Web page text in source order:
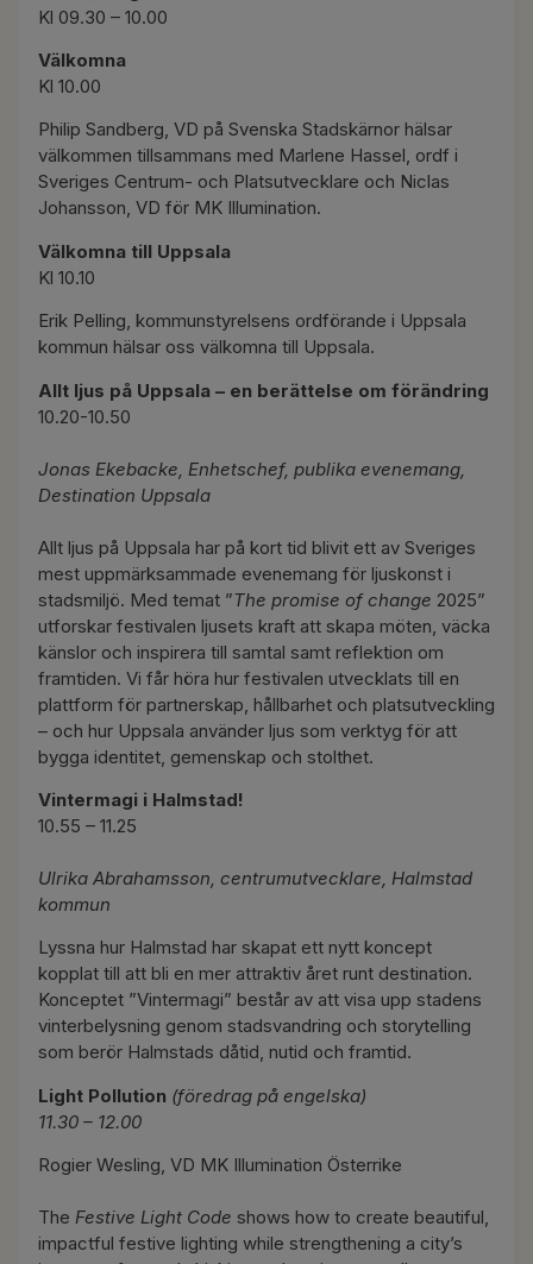
Kl 09.30 – 10.00
Välkomna
Kl 10.00
Philip Sandberg, VD på Svenska Stadskärnor hälsar
välkommen tillsammans med Marlene Hassel, ordf i
Sveriges Centrum- och Platsutvecklare och Niclas
Johansson, VD för MK Illumination.
Välkomna till Uppsala
Kl 10.10
Erik Pelling, kommunstyrelsens ordförande i Uppsala
kommun hälsar oss välkomna till Uppsala.
Allt ljus på Uppsala – en berättelse om förändring
10.20-10.50
Jonas Ekebacke, Enhetschef, publika evenemang,
Destination Uppsala
Allt ljus på Uppsala har på kort tid blivit ett av Sveriges
mest uppmärksammade evenemang för ljuskonst i
stadsmiljö. Med temat ”The promise of change 2025”
utforskar festivalen ljusets kraft att skapa möten, väcka
känslor och inspirera till samtal samt reflektion om
framtiden. Vi får höra hur festivalen utvecklats till en
plattform för partnerskap, hållbarhet och platsutveckling
– och hur Uppsala använder ljus som verktyg för att
bygga identitet, gemenskap och stolthet.
Vintermagi i Halmstad!
10.55 – 11.25
Ulrika Abrahamsson, centrumutvecklare, Halmstad
kommun
Lyssna hur Halmstad har skapat ett nytt koncept
kopplat till att bli en mer attraktiv året runt destination.
Konceptet ”Vintermagi” består av att visa upp stadens
vinterbelysning genom stadsvandring och storytelling
som berör Halmstads dåtid, nutid och framtid.
Light Pollution (föredrag på engelska)
11.30 – 12.00
Rogier Wesling, VD MK Illumination Österrike
The Festive Light Code shows how to create beautiful,
impactful festive lighting while strengthening a city’s